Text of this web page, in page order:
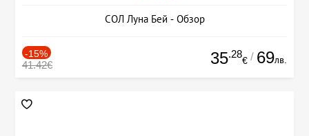
СОЛ Луна Бей - Обзор
-15%
41.42€ 35.28
€ / 69лв.